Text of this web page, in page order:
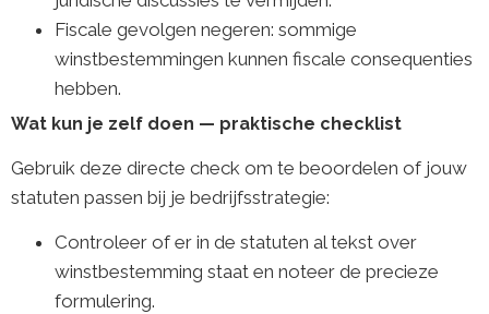
Fiscale gevolgen negeren: sommige
winstbestemmingen kunnen fiscale consequenties
hebben.
Wat kun je zelf doen — praktische checklist
Gebruik deze directe check om te beoordelen of jouw
statuten passen bij je bedrijfsstrategie:
Controleer of er in de statuten al tekst over
winstbestemming staat en noteer de precieze
formulering.